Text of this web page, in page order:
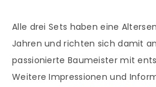
Alle drei Sets haben eine
Jahren und richten sich damit
passionierte Baumeister mit
Weitere Impressionen und